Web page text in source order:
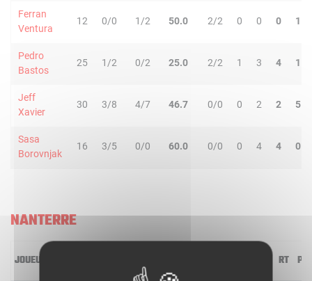
Ferran
Ventura
12 0/0 1/2 50.0 2/2 0 0 0 1
Pedro
Bastos
25 1/2 0/2 25.0 2/2 1 3 4 1
Jeff
Xavier
30 3/8 4/7 46.7 0/0 0 2 2 5
Sasa
Borovnjak
16 3/5 0/0 60.0 0/0 0 4 4 0
NANTERRE
JOUEUR RT PD